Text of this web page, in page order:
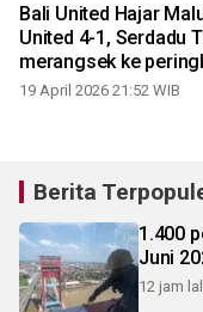
Bali United Hajar
United 4-1, Serdadu
merangsek ke
19 April 2026 21:52 WIB
Berita
1.400
Juni
12 jam